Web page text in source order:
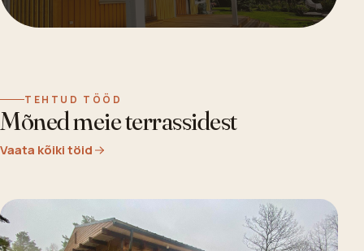
TEHTUD TÖÖD
Mõned meie terrassidest
Vaata kõiki töid